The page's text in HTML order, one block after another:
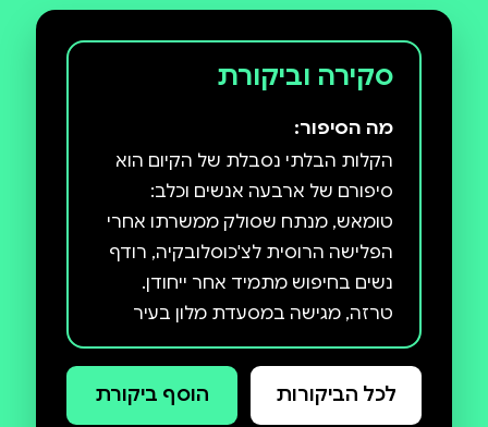
סקירה וביקורת
מה הסיפור:
הקלות הבלתי נסבלת של הקיום הוא
סיפורם של ארבעה אנשים וכלב:
טומאש, מנתח שסולק ממשרתו אחרי
הפלישה הרוסית לצ'כוסלובקיה, רודף
נשים בחיפוש מתמיד אחר ייחודן.
טרזה, מגישה במסעדת מלון בעיר
שכוחה, שבאה להציע לו את נאמנותה.
סבינה, ציירת, שחייה שרשרת בגידות
וניסיון אמיץ לשמור על עצמאותה.
לכל הביקורות הוסף ביקורת